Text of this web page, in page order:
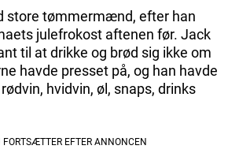
store tømmermænd, efter han
julefrokost aftenen før. Jack
til at drikke og brød sig ikke om
havde presset på, og han havde
hvidvin, øl, snaps, drinks